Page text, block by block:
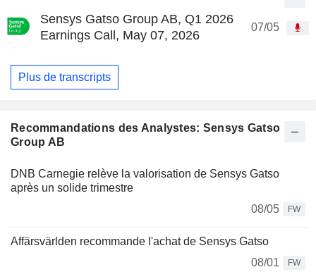
Sensys Gatso Group AB, Q1 2026
Earnings Call, May 07, 2026
07/05
Plus de transcripts
Recommandations des Analystes: Sensys Gatso
Group AB
DNB Carnegie relève la valorisation de Sensys Gatso
après un solide trimestre
08/05
FW
Affärsvärlden recommande l'achat de Sensys Gatso
08/01
FW